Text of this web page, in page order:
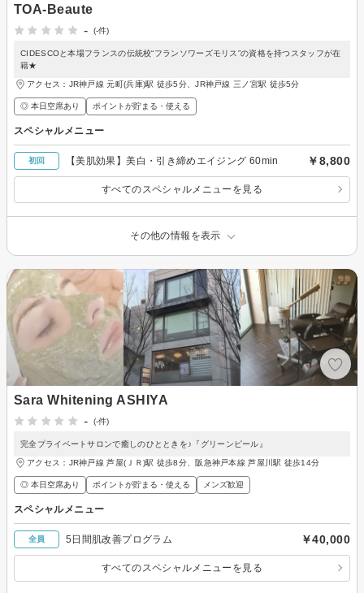
TOA‐Beaute
-
(-件)
CIDESCOと本場フランスの伝統校“フランソワーズモリス”の資格を持つスタッフが在
籍★
アクセス：JR神戸線 元町(兵庫)駅 徒歩5分、JR神戸線 三ノ宮駅 徒歩5分
◎ 本日空席あり ポイントが貯まる・使える
スペシャルメニュー
初回 【美肌効果】美白・引き締めエイジング 60min ￥8,800
すべてのスペシャルメニューを見る
その他の情報を表示
Sara Whitening ASHIYA
-
(-件)
完全プライベートサロンで癒しのひとときを♪『グリーンピール』
アクセス：JR神戸線 芦屋(ＪＲ)駅 徒歩8分、阪急神戸本線 芦屋川駅 徒歩14分
◎ 本日空席あり ポイントが貯まる・使える メンズ歓迎
スペシャルメニュー
全員 5日間肌改善プログラム ￥40,000
すべてのスペシャルメニューを見る